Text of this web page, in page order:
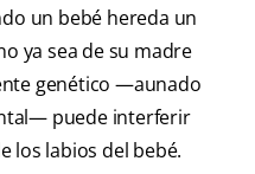
un bebé hereda un
ya sea de su madre
genético —aunado
puede interferir
los labios del bebé.